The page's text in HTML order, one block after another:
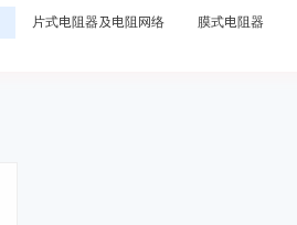
片式电阻器及电阻网络 膜式电阻器